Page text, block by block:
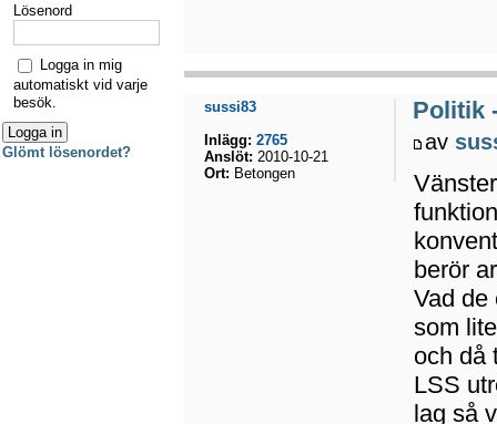
Politik
av
berör
Vad de
som
och då
LSS
lag så
sussi83
Inlägg: 2765
Anslöt: 2010-10-21
Ort: Betongen
Lösenord
Logga in mig
automatiskt vid varje
besök.
Glömt lösenordet?